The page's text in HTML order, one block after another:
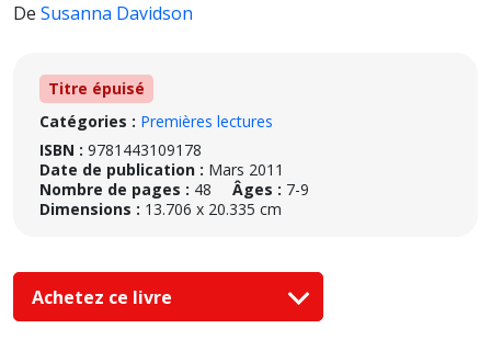
De Susanna Davidson
Titre épuisé
Catégories : Premières lectures
ISBN : 9781443109178
Date de publication : Mars 2011
Nombre de pages : 48 Âges : 7-9
Dimensions : 13.706 x 20.335 cm
Achetez ce livre